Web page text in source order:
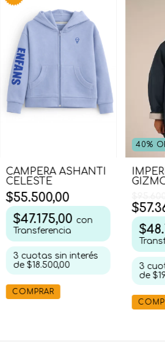
CAMPERA ASHANTI
CELESTE
$55.500,00
$47.175,00 con
Transferencia
3 cuotas sin interés
de $18.500,00
COMPRAR
40%
3
de